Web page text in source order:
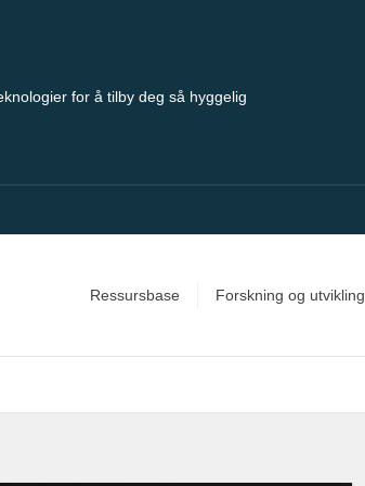
for å tilby deg så hyggelig
Ressursbase Forskning og utvikling